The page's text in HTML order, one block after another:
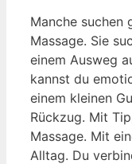
Manche suchen
Massage. Sie
einem Ausweg
kannst du
einem kleinen
Rückzug. Mit
Massage. Mit
Alltag. Du